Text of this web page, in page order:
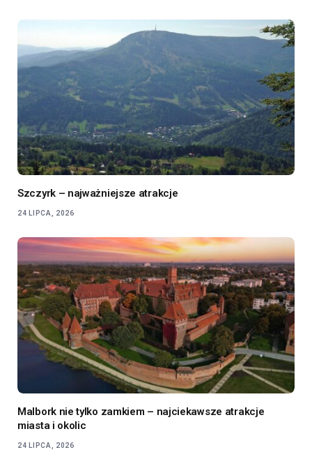
Szczyrk – najważniejsze atrakcje
24 LIPCA, 2026
Malbork nie tylko zamkiem – najciekawsze atrakcje
miasta i okolic
24 LIPCA, 2026